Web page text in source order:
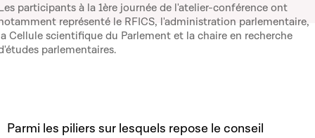
participants à la 1ère journée de l'atelier-conférence ont
représenté le RFICS, l'administration parlementaire,
Cellule scientifique du Parlement et la chaire en recherche
parlementaires.
Parmi les piliers sur lesquels repose le conseil